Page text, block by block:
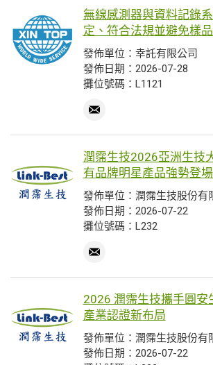
無線感測器與資料記錄
定、符合法規並避免樣
發佈單位：幸託有限公司
發佈日期：2026-07-28
攤位號碼：L1121
潤霈生技2026亞洲生技
有品牌明星產品強勢登
發佈單位：潤霈生技股份有
發佈日期：2026-07-22
攤位號碼：L232
2026 潤霈生技攜手圓安
產業認證新布局
發佈單位：潤霈生技股份有
發佈日期：2026-07-22